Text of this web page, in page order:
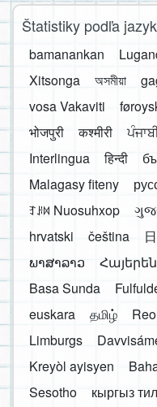
Štatistiky podľa
bamanankan
Xitsonga
অসমীয়া
vosa Vakaviti
भोजपुरी
कश्मीरी
Interlingua
हिन्दी
Malagasy fiteny
ꆈꌠ꒿ Nuosuhxop
hrvatski
čeština
ພາສາລາວ
Հայերեն
Basa Sunda
euskara
தமிழ்
Limburgs
Kreyòl ayisyen
Sesotho
кыргыз